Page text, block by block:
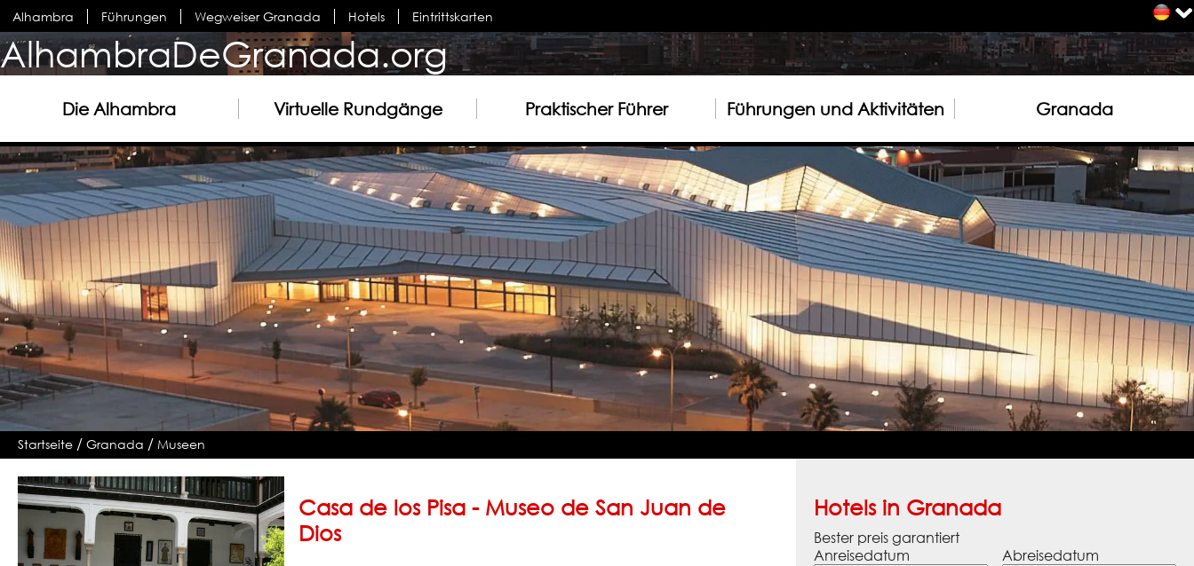
Alhambra Führungen Wegweiser Granada Hotels Eintrittskarten
AlhambraDeGranada.org
Die Alhambra Virtuelle Rundgänge Praktischer Führer Führungen und Aktivitäten Granada
Startseite /Granada /Museen
Casa de los Pisa - Museo de San Juan de
Dios
Hotels in Granada
Bester preis garantiert
Anreisedatum
Abreisedatum